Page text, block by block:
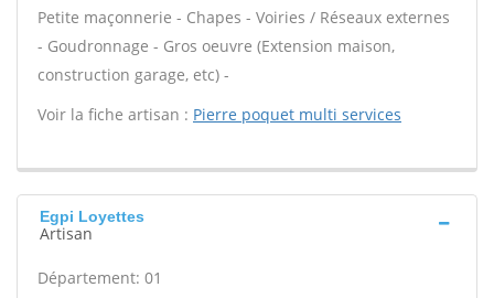
Petite maçonnerie - Chapes - Voiries / Réseaux externes
- Goudronnage - Gros oeuvre (Extension maison,
construction garage, etc) -
Voir la fiche artisan : Pierre poquet multi services
Egpi Loyettes
Artisan
Département: 01